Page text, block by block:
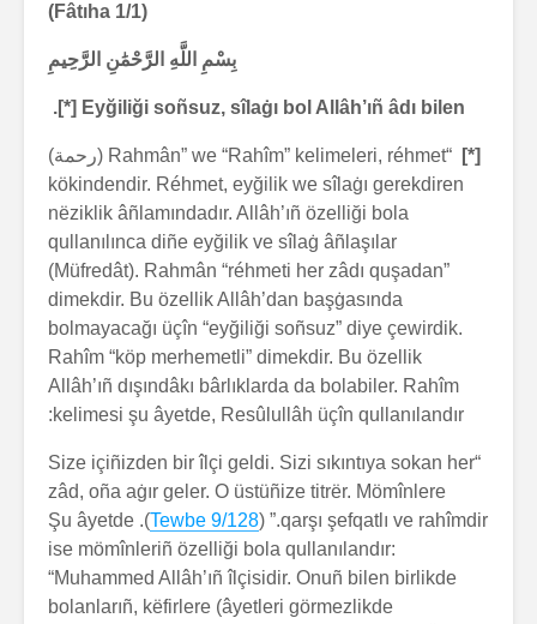
(Fâtıha 1/1)
بِسْمِ اللَّهِ الرَّحْمَٰنِ الرَّحِيمِ
Eyğiliği soñsuz, sîlaġı bol Allâh’ıñ âdı bilen [*].
[*]
“Rahmân” we “Rahîm” kelimeleri, réhmet (رحمة)
kökindendir. Réhmet, eyğilik we sîlaġı gerekdiren
nëziklik âñlamındadır. Allâh’ıñ özelliği bola
qullanılınca diñe eyğilik ve sîlaġ âñlaşılar
(Müfredât). Rahmân “réhmeti her zâdı quşadan”
dimekdir. Bu özellik Allâh’dan başġasında
bolmayacağı üçîn “eyğiliği soñsuz” diye çewirdik.
Rahîm “köp merhemetli” dimekdir. Bu özellik
Allâh’ıñ dışındâkı bârlıklarda da bolabiler. Rahîm
kelimesi şu âyetde, Resûlullâh üçîn qullanılandır:
“Size içiñizden bir îlçi geldi. Sizi sıkıntıya sokan her
zâd, oña aġır geler. O üstüñize titrër. Mömînlere
qarşı şefqatlı ve rahîmdir.” (
Tewbe 9/128
). Şu âyetde
ise mömînleriñ özelliği bola qullanılandır:
“Muhammed Allâh’ıñ îlçisidir. Onuñ bilen birlikde
bolanlarıñ, këfirlere (âyetleri görmezlikde